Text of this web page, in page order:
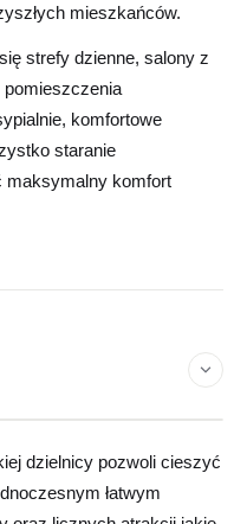
mieszkańców.
strefy dzienne, salony z
komfortowe
staranie
maksymalny komfort
dzielnicy pozwoli cieszyć
łatwym